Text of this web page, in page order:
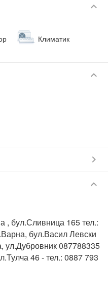
keyboard_arrow_down
Климатик
keyboard_arrow_down
chevron_right
keyboard_arrow_down
, бул.Сливница 165 тел.:
бул.Васил Левски
ул.Дубровник 087788335
46 - тел.: 0887 793